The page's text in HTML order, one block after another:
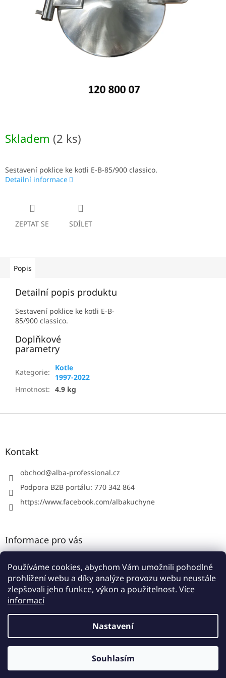
Používáme cookies, abychom Vám umožnili pohodlné
prohlížení webu a díky analýze provozu webu neustále
zlepšovali jeho funkce, výkon a použitelnost. Více
informací
Nastavení
Souhlasím
Skladem (2 ks)
Sestavení poklice ke kotli E-B-85/900 classico.
Detailní informace
ZEPTAT SE SDÍLET
Popis
Detailní popis produktu
Sestavení poklice ke kotli E-B-
85/900 classico.
Doplňkové
parametry
Kategorie:
Kotle
1997-2022
Hmotnost: 4.9 kg
Z
Kontakt
obchod@alba-professional.cz
Podpora B2B portálu: 770 342 864
https://www.facebook.com/albakuchyne
Informace pro vás
Obchodní podmínky
Podmínky ochrany osobních údajů
Vytvořil Shoptet
Alba B2B portál. Všechna práva vyhrazena.